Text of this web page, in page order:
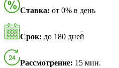
Ставка: от 0% в день
Срок: до 180 дней
Рассмотрение: 15 мин.